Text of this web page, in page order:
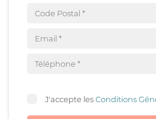
J'accepte lesConditions